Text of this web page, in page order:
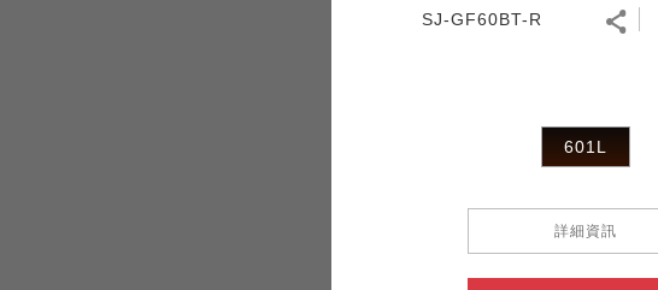
SJ-GF60BT-R
601L
詳細資訊